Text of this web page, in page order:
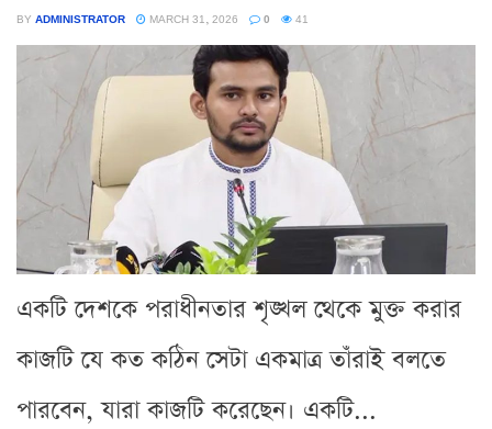
BY ADMINISTRATOR MARCH 31, 2026 0 41
একটি দেশকে পরাধীনতার শৃঙ্খল থেকে মুক্ত করার
কাজটি যে কত কঠিন সেটা একমাত্র তাঁরাই বলতে
পারবেন, যারা কাজটি করেছেন। একটি...